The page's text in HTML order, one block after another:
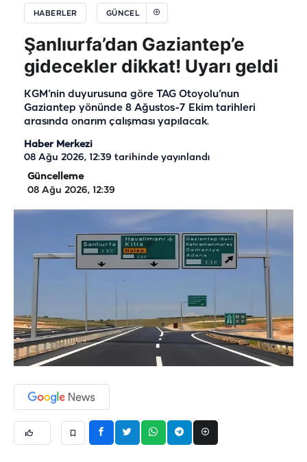
HABERLER GÜNCEL
Şanlıurfa’dan Gaziantep’e
gidecekler dikkat! Uyarı geldi
KGM’nin duyurusuna göre TAG Otoyolu’nun
Gaziantep yönünde 8 Ağustos-7 Ekim tarihleri
arasında onarım çalışması yapılacak.
Haber Merkezi
08 Ağu 2026, 12:39 tarihinde yayınlandı
Güncelleme
08 Ağu 2026, 12:39